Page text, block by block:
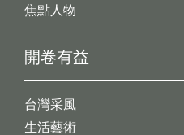
開卷有益
台灣采風
生活藝術
焦點人物